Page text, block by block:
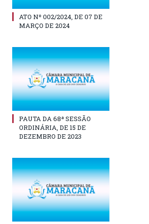
ATO Nº 002/2024, DE 07 DE
MARÇO DE 2024
PAUTA DA 68ª SESSÃO
ORDINÁRIA, DE 15 DE
DEZEMBRO DE 2023